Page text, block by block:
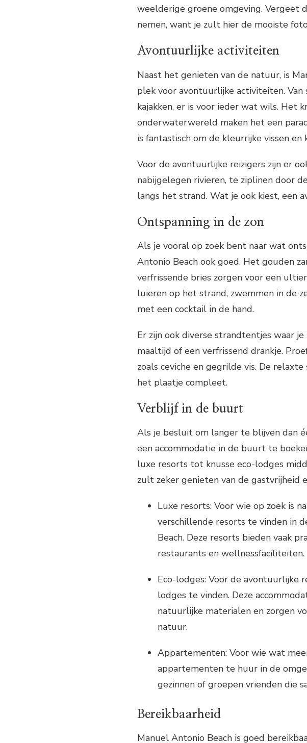
weelderige groene omgeving. Vergeet
nemen, want je zult hier de mooiste
Avontuurlijke activiteiten
Naast het genieten van de natuur, is
plek voor avontuurlijke activiteiten.
kajakken, er is voor ieder wat wils. Het
onderwaterwereld maken het een
is fantastisch om de kleurrijke vissen
Voor de avontuurlijke reizigers zijn er
nabijgelegen rivieren, te ziplinen door
langs het strand. Wat je ook kiest, een
Ontspanning in de zon
Als je vooral op zoek bent naar wat
Antonio Beach ook goed. Het gouden
verfrissende bries zorgen voor een
luieren op het strand, zwemmen in de
met een cocktail in de hand.
Er zijn ook diverse strandtentjes waar
maaltijd of een verfrissend drankje.
zoals ceviche en gegrilde vis. De
het plaatje compleet.
Verblijf in de buurt
Als je besluit om langer te blijven dan
een accommodatie in de buurt te
luxe resorts tot knusse eco-lodges
zult zeker genieten van de gastvrijheid
Luxe resorts: Voor wie op zoek is
verschillende resorts te vinden in
Beach. Deze resorts bieden vaak
restaurants en wellnessfaciliteiten.
Eco-lodges: Voor de avontuurlijke
lodges te vinden. Deze
natuurlijke materialen en zorgen
natuur.
Appartementen: Voor wie wat
appartementen te huur in de
gezinnen of groepen vrienden die
Bereikbaarheid
Manuel Antonio Beach is goed